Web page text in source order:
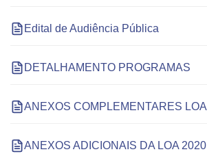
Edital de Audiência Pública
DETALHAMENTO PROGRAMAS
ANEXOS COMPLEMENTARES LOA
ANEXOS ADICIONAIS DA LOA 2020